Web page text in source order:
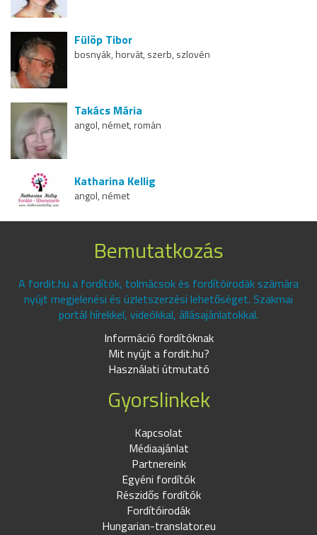
Fülöp Tibor
bosnyák, horvát, szerb, szlovén
Takács Mária
angol, német, román
Katharina Kellig
angol, német
Bemutatkozás
A fordit.hu a fordítók, tolmácsok és fordítóirodák számára
nyújt megjelenési és üzletszerzési lehetőséget. Szakmai
portál hírekkel, videókkal, állásajánlatokkal.
Információ fordítóknak
Mit nyújt a fordit.hu?
Használati útmutató
Gyorslinkek
Kapcsolat
Médiaajánlat
Partnereink
Egyéni fordítók
Részidős fordítók
Fordítóirodák
Hungarian-translator.eu